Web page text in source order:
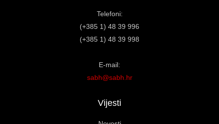
Telefoni:
(+385 1) 48 39 996
(+385 1) 48 39 998
E-mail:
sabh@sabh.hr
Vijesti